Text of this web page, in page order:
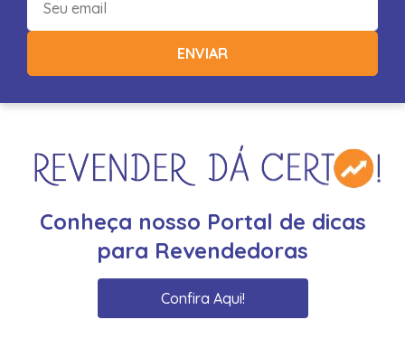
ENVIAR
Conheça nosso Portal de dicas
para Revendedoras
Confira Aqui!